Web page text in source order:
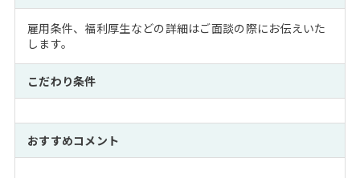
雇用条件、福利厚生などの詳細はご面談の際にお伝えいた
します。
こだわり条件
おすすめコメント